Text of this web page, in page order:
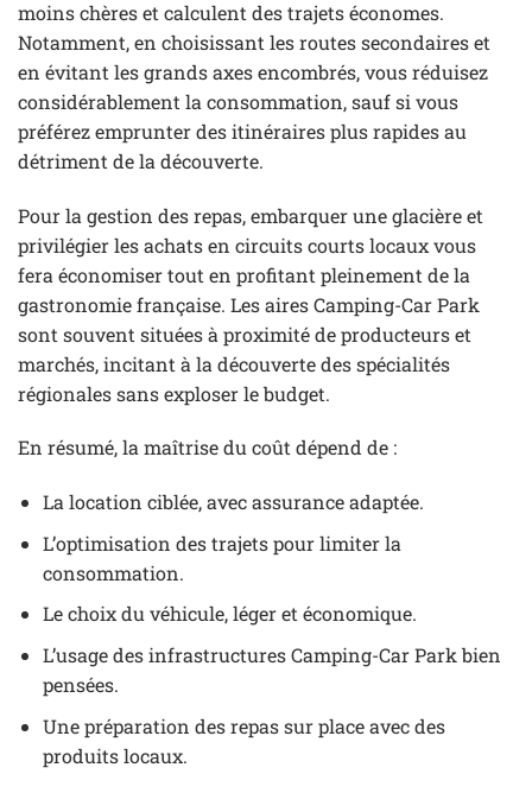
moins chères et calculent des trajets économes.
Notamment, en choisissant les routes secondaires et
en évitant les grands axes encombrés, vous réduisez
considérablement la consommation, sauf si vous
préférez emprunter des itinéraires plus rapides au
détriment de la découverte.
Pour la gestion des repas, embarquer une glacière et
privilégier les achats en circuits courts locaux vous
fera économiser tout en profitant pleinement de la
gastronomie française. Les aires Camping-Car Park
sont souvent situées à proximité de producteurs et
marchés, incitant à la découverte des spécialités
régionales sans exploser le budget.
En résumé, la maîtrise du coût dépend de :
La location ciblée, avec assurance adaptée.
L’optimisation des trajets pour limiter la
consommation.
Le choix du véhicule, léger et économique.
L’usage des infrastructures Camping-Car Park bien
pensées.
Une préparation des repas sur place avec des
produits locaux.